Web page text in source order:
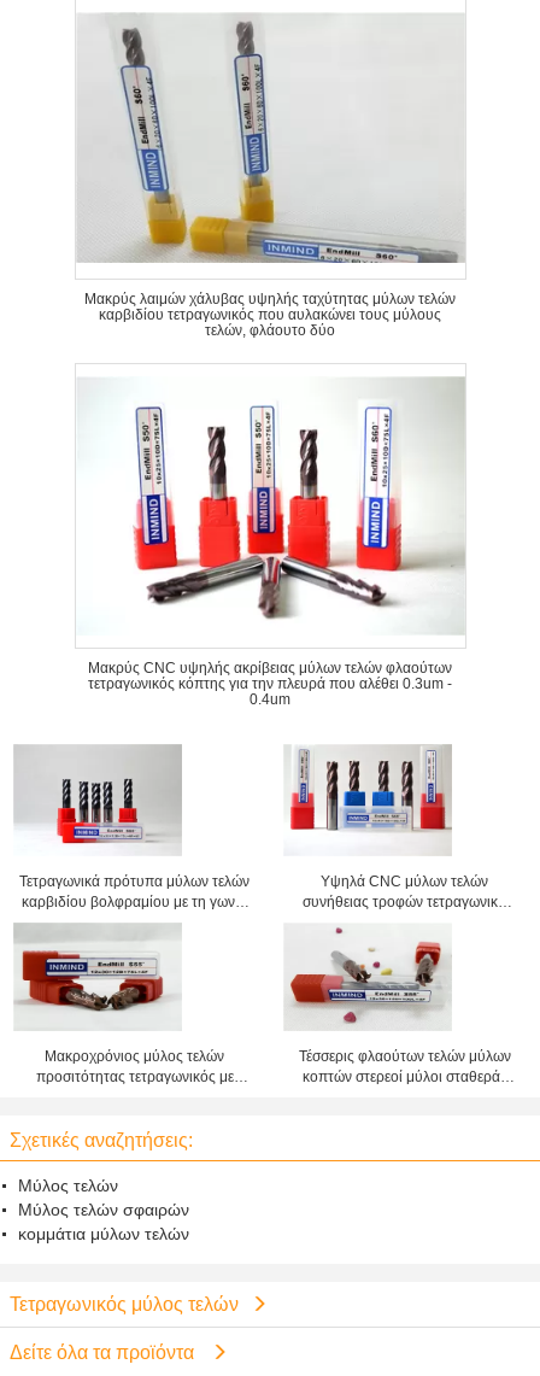
Μακρύς λαιμών χάλυβας υψηλής ταχύτητας μύλων τελών
καρβιδίου τετραγωνικός που αυλακώνει τους μύλους
τελών, φλάουτο δύο
Μακρύς CNC υψηλής ακρίβειας μύλων τελών φλαούτων
τετραγωνικός κόπτης για την πλευρά που αλέθει 0.3um -
0.4um
Τετραγωνικά πρότυπα μύλων τελών
καρβιδίου βολφραμίου με τη γωνία
ελίκων 45° για την κοπή υψηλής
ταχύτητας
Υψηλά CNC μύλων τελών
συνήθειας τροφών τετραγωνικά
τέμνοντα εργαλεία HRC60
καρβιδίου υψηλής ακρίβειας
Μακροχρόνιος μύλος τελών
προσιτότητας τετραγωνικός με
της άλεσης
Τέσσερις φλαούτων τελών μύλων
κοπτών στερεοί μύλοι σταθεράς
Σχετικές αναζητήσεις:
Μύλος τελών
Μύλος τελών σφαιρών
κομμάτια μύλων τελών
Τετραγωνικός μύλος τελών
Δείτε όλα τα προϊόντα